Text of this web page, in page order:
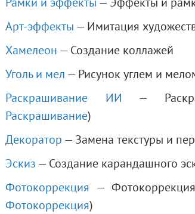
Арт-эффекты — Имитация
Хамелеон — Создание коллажей
Уголь и мел — Рисунок углем и
Раскрашивание ИИ —
Раскрашивание)
Декоратор — Замена текстуры и
Эскиз — Создание карандашного
Фотокоррекция —
Фотокоррекция)